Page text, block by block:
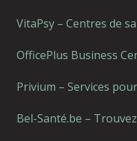
VitaPsy – Centres de
OfficePlus Business
Privium – Services
Bel-Santé.be –